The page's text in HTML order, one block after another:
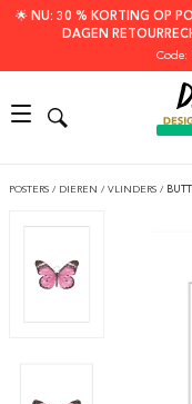
🌟 NU: 30 % KORTING OP
DAGEN
Code:
POSTERS / DIEREN / VLINDERS /